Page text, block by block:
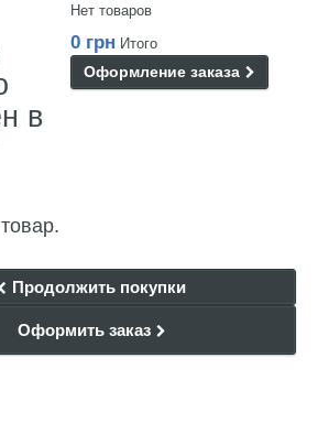
Нет товаров
0 грн Итого
Оформление заказа
в
Продолжить покупки
Оформить заказ